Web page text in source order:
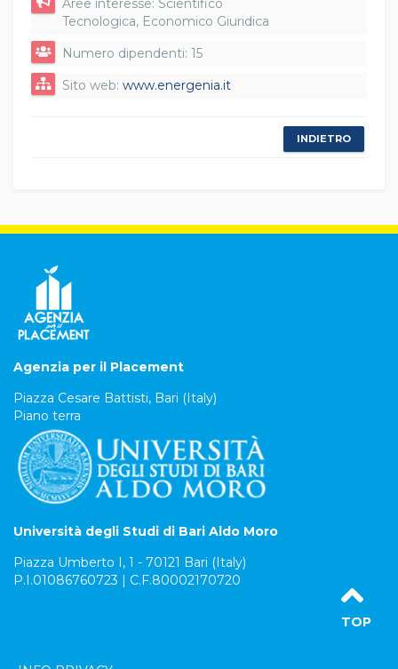
Aree interesse: Scientifico
Tecnologica, Economico Giuridica
Numero dipendenti: 15
Sito web: www.energenia.it
INDIETRO
Agenzia per il Placement
Piazza Cesare Battisti, Bari (Italy)
Piano terra
Università degli Studi di Bari Aldo Moro
Piazza Umberto I, 1 - 70121 Bari (Italy)
P.I.01086760723 | C.F.80002170720
TOP